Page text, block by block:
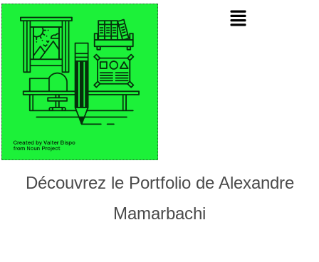
Découvrez le Portfolio de Alexandre
Mamarbachi